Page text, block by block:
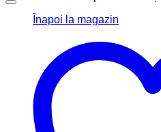
Înapoi la magazin